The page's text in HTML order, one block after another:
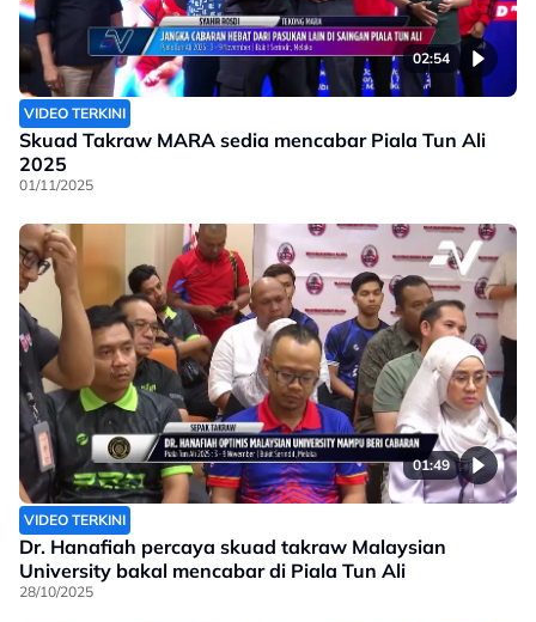
02:54
VIDEO TERKINI
Skuad Takraw MARA sedia mencabar Piala Tun Ali
2025
01/11/2025
01:49
VIDEO TERKINI
Dr. Hanafiah percaya skuad takraw Malaysian
University bakal mencabar di Piala Tun Ali
28/10/2025